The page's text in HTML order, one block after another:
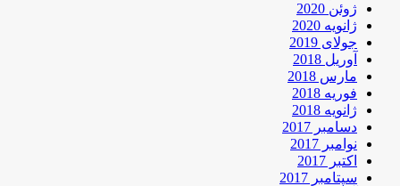
ژوئن 2020
ژانویه 2020
جولای 2019
آوریل 2018
مارس 2018
فوریه 2018
ژانویه 2018
دسامبر 2017
نوامبر 2017
اکتبر 2017
سپتامبر 2017